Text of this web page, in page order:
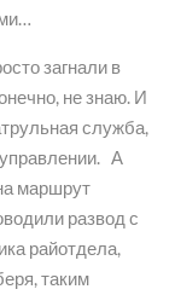
загнали в
не знаю. И
служба,
А
маршрут
развод с
райотдела,
таким